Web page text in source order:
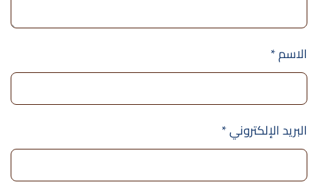
الاسم*
البريد الإلكتروني*